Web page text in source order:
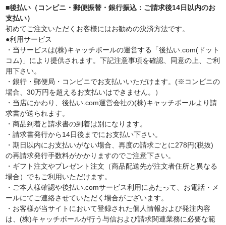
■後払い（コンビニ・郵便振替・銀行振込：ご請求後14日以内のお
支払い）
初めてご注文いただくお客様にはお勧めの決済方法です。
●利用サービス
・当サービスは(株)キャッチボールの運営する「後払い.com(ドット
コム)」により提供されます。下記注意事項を確認、同意の上、ご利
用下さい。
・銀行・郵便局・コンビニでお支払いいただけます。(※コンビニの
場合、30万円を超えるお支払いはできません。）
・当店にかわり、後払い.com運営会社の(株)キャッチボールより請
求書が送られます。
・商品到着と請求書の到着は別になります。
・請求書発行から14日後までにお支払い下さい。
・期日以内にお支払いがない場合、再度の請求ごとに278円(税抜)
の再請求発行手数料がかかりますのでご注意下さい。
・ギフト注文やプレゼント注文（商品配送先が注文者住所と異なる
場合）でもご利用いただけます。
・ご本人様確認や後払い.comサービス利用にあたって、お電話・メ
ールにてご連絡させていただく場合がございます。
・お客様が当サイトにおいて登録された個人情報および発注内容
は、(株)キャッチボールが行う与信および請求関連業務に必要な範